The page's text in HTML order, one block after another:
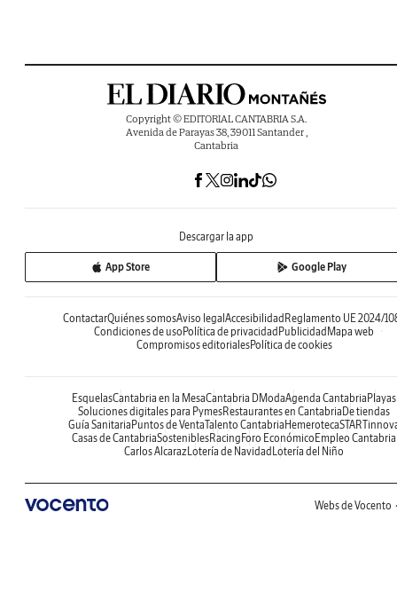
Copyright © EDITORIAL CANTABRIA S.A.
Avenida de Parayas 38, 39011 Santander ,
Cantabria
Descargar la app
App Store Google Play
ContactarQuiénes somosAviso legalAccesibilidadReglamento UE 2024/
Condiciones de usoPolítica de privacidadPublicidadMapa web
Compromisos editorialesPolítica de cookies
EsquelasCantabria en la MesaCantabria DModaAgenda CantabriaPlayas
Soluciones digitales para PymesRestaurantes en CantabriaDe tiendas
Guía SanitariaPuntos de VentaTalento CantabriaHemeroteca
Casas de CantabriaSosteniblesRacingForo EconómicoEmpleo Cantabria
Carlos AlcarazLotería de NavidadLotería del Niño
Webs de Vocento